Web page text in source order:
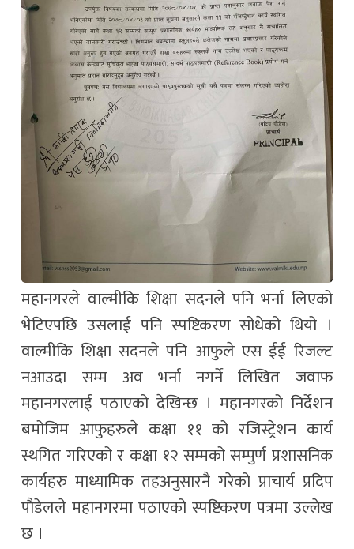
महानगरले वाल्मीकि शिक्षा सदनले पनि भर्ना लिएको
भेटिएपछि उसलाई पनि स्पष्टिकरण सोधेको थियो ।
वाल्मीकि शिक्षा सदनले पनि आफुले एस ईई रिजल्ट
नआउदा सम्म अव भर्ना नगर्ने लिखित जवाफ
महानगरलाई पठाएको देखिन्छ । महानगरको निर्देशन
बमोजिम आफुहरुले कक्षा ११ को रजिस्ट्रेशन कार्य
स्थगित गरिएको र कक्षा १२ सम्मको सम्पुर्ण प्रशासनिक
कार्यहरु माध्यामिक तहअनुसारनै गरेको प्राचार्य प्रदिप
पौडेलले महानगरमा पठाएको स्पष्टिकरण पत्रमा उल्लेख
छ ।